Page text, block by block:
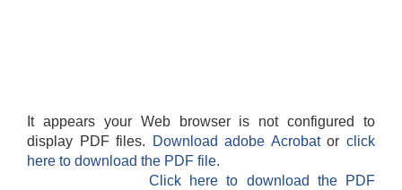
It appears your Web browser is not configured to
display PDF files.
Download adobe Acrobatorclick
here to download the PDF file.
Click here to download the PDF